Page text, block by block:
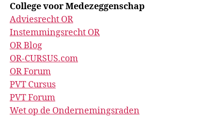
College voor Medezeggenschap
Adviesrecht OR
Instemmingsrecht OR
OR Blog
OR-CURSUS.com
OR Forum
PVT Cursus
PVT Forum
Wet op de Ondernemingsraden